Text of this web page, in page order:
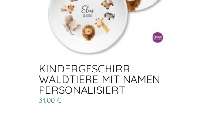
KINDERGESCHIRR
WALDTIERE MIT NAMEN
PERSONALISIERT
34,00 €